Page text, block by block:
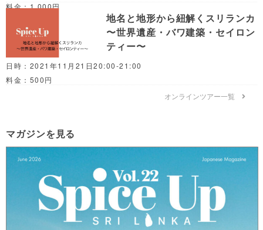
料金：1,000円
地名と地形から紐解くスリランカ
〜世界遺産・バワ建築・セイロン
ティー〜
日時：2021年11月21日20:00-21:00
料金：500円
オンラインツアー一覧
マガジンを見る